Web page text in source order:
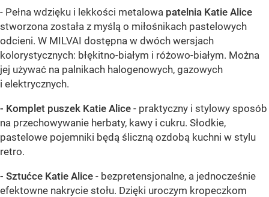
- Pełna wdzięku i lekkości metalowa patelnia Katie Alice
stworzona została z myślą o miłośnikach pastelowych
odcieni. W MILVAI dostępna w dwóch wersjach
kolorystycznych: błękitno-białym i różowo-białym. Można
jej używać na palnikach halogenowych, gazowych
i elektrycznych.
- Komplet puszek Katie Alice - praktyczny i stylowy sposób
na przechowywanie herbaty, kawy i cukru. Słodkie,
pastelowe pojemniki będą śliczną ozdobą kuchni w stylu
retro.
- Sztućce Katie Alice - bezpretensjonalne, a jednocześnie
efektowne nakrycie stołu. Dzięki uroczym kropeczkom